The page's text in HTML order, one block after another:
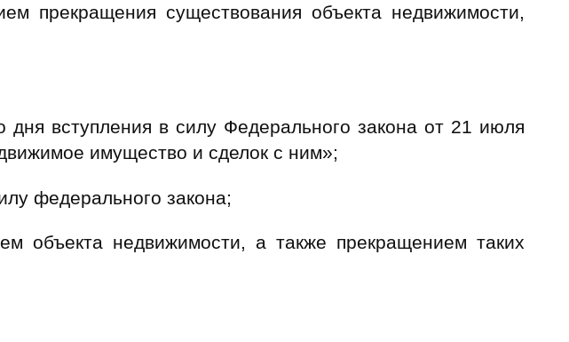
прекращения существования объекта недвижимости,
вступления в силу Федерального закона от 21 июля
имущество и сделок с ним»;
федерального закона;
объекта недвижимости, а также прекращением таких